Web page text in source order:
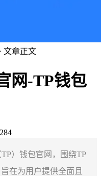
文章正文
网-TP钱包
）钱包官网，围绕TP
在为用户提供全面且